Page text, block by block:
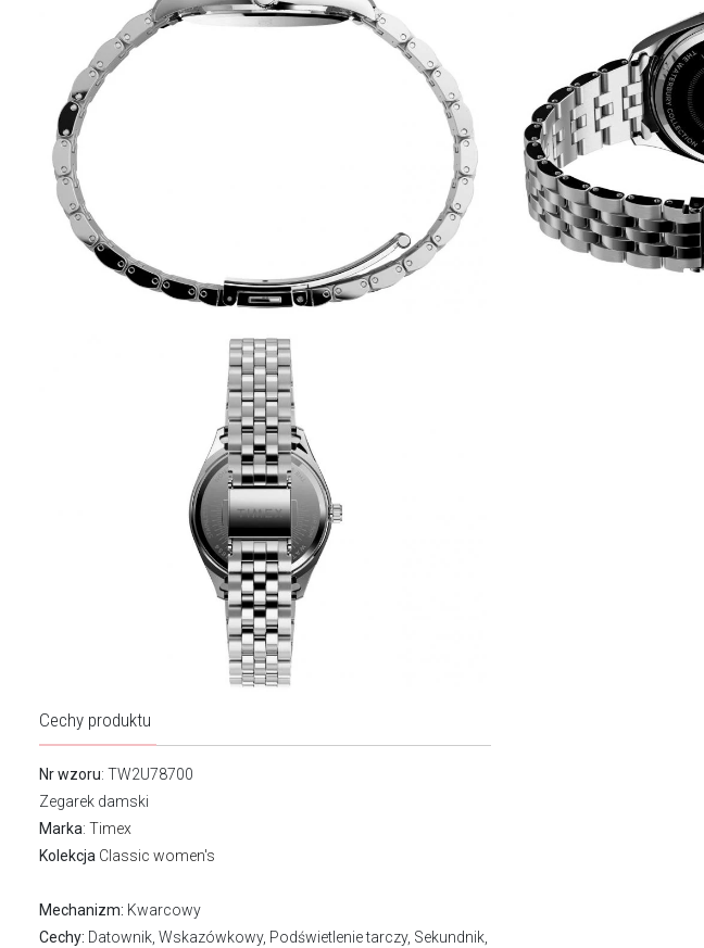
Cechy produktu
Nr wzoru: TW2U78700
Zegarek damski
Marka: Timex
Kolekcja Classic women's
Mechanizm: Kwarcowy
Cechy: Datownik, Wskazówkowy, Podświetlenie tarczy, Sekundnik,